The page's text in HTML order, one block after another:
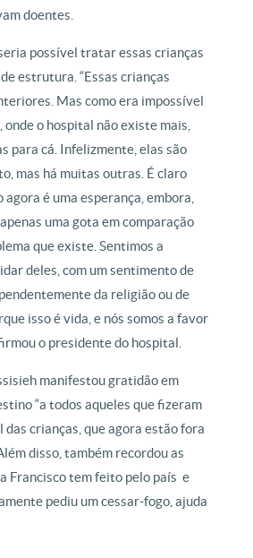
doentes.
possível tratar essas crianças
estrutura. “Essas crianças
Mas como era impossível
o hospital não existe mais,
para cá. Infelizmente, elas são
mas há muitas outras. É claro
agora é uma esperança, embora,
uma gota em comparação
que existe. Sentimos a
deles, com um sentimento de
da religião ou de
isso é vida, e nós somos a favor
o presidente do hospital.
manifestou gratidão em
“a todos aqueles que fizeram
das crianças, que agora estão fora
disso, também recordou as
Francisco tem feito pelo país e
pediu um cessar-fogo, ajuda